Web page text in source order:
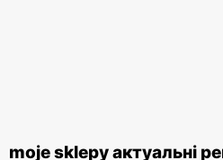
moje sklepy актуальні